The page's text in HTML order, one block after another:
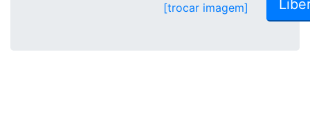
[trocar imagem]